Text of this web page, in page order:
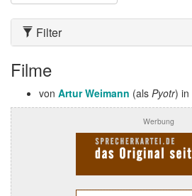
Filter
Filme
von Artur Weimann (als Pyotr) in
Werbung